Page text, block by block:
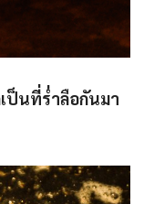
ป็นที่ร่ำลือกันมา